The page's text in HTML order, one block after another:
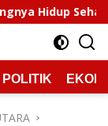
Sultra
POLITIK